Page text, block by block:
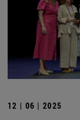
12 | 06 | 2025